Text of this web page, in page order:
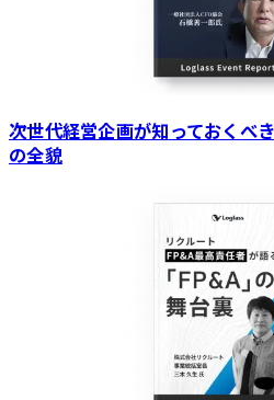
次世代経営企画が知っておくべ
の全貌